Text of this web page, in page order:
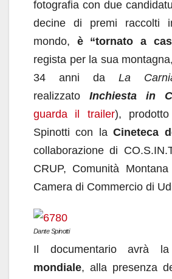
fotografia con due
decine di premi raccolti
mondo, è “tornato a
regista per la sua
34 anni da La
realizzato Inchiesta in
guarda il trailer),
Spinotti con laCineteca
collaborazione di
CRUP, Comunità
Camera di Commercio di
Dante Spinotti
Il documentario avrà
mondiale, alla presenza